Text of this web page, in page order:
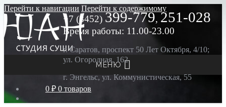
Перейти к навигации Перейти к содержимому
МЕНЮ
0 ₽ 0 товаров
+7 (8452) 399-779, 251-028
Время работы: 11.00-23.00
г. Саратов, проспект 50 Лет Октября, 4/10;
ул. Огородная, 162
г. Энгельс, ул. Коммунистическая, 55